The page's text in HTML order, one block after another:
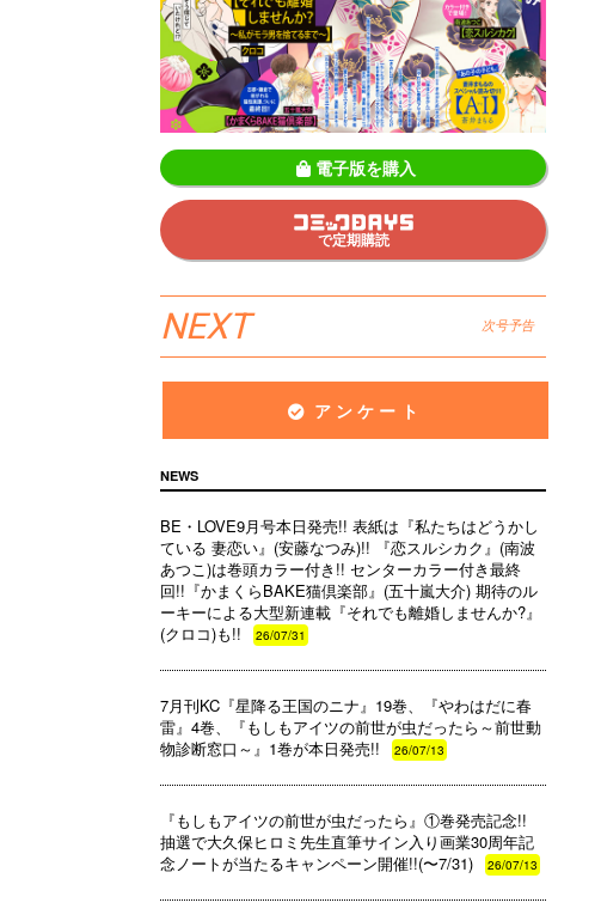
電子版を購入
で定期購読
NEXT 次号予告
アンケート
NEWS
BE・LOVE9月号本日発売!! 表紙は『私たちはどうかし
ている 妻恋い』(安藤なつみ)!! 『恋スルシカク』(南波
あつこ)は巻頭カラー付き!! センターカラー付き最終
回!!『かまくらBAKE猫倶楽部』(五十嵐大介) 期待のル
ーキーによる大型新連載『それでも離婚しませんか?』
(クロコ)も!!
26/07/31
7月刊KC『星降る王国のニナ』19巻、『やわはだに春
雷』4巻、『もしもアイツの前世が虫だったら～前世動
物診断窓口～』1巻が本日発売!!
26/07/13
『もしもアイツの前世が虫だったら』①巻発売記念!!
抽選で大久保ヒロミ先生直筆サイン入り画業30周年記
念ノートが当たるキャンペーン開催!!(〜7/31)
26/07/13